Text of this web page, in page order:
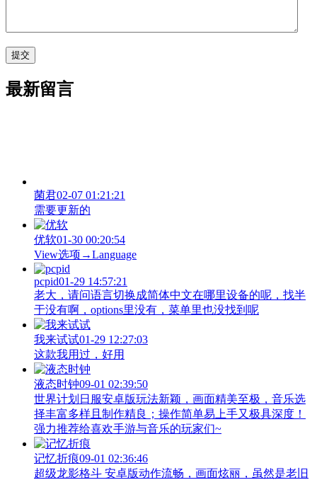
最新留言
菌君02-07 01:21:21
需要更新的
优软01-30 00:20:54
View‌选项→Language
pcpid01-29 14:57:21
老大，请问语言切换成简体中文在哪里设备的呢，找半
于没有啊，options里没有，菜单里也没找到呢
我来试试01-29 12:27:03
这款我用过，好用
液态时钟09-01 02:39:50
世界计划日服安卓版玩法新颖，画面精美至极，音乐选
择丰富多样且制作精良；操作简单易上手又极具深度！
强力推荐给喜欢手游与音乐的玩家们~
记忆折痕09-01 02:36:46
超级龙影格斗 安卓版动作流畅，画面炫丽，虽然是老旧